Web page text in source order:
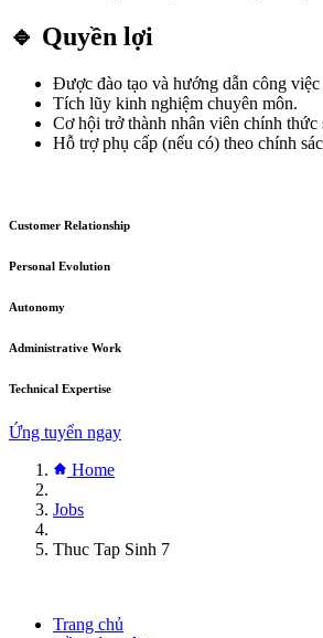
🔹 Quyền lợi
Được đào tạo và hướng dẫn công việc
Tích lũy kinh nghiệm chuyên môn.
Cơ hội trở thành nhân viên chính thức
Hỗ trợ phụ cấp (nếu có) theo chính
Customer Relationship
Personal Evolution
Autonomy
Administrative Work
Technical Expertise
Ứng tuyển ngay
Home
Jobs
Thuc Tap Sinh 7
Trang chủ